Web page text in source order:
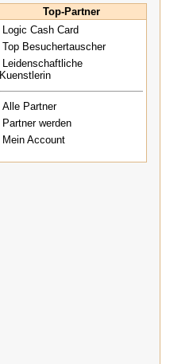
Top-Partner
Logic Cash Card
Top Besuchertauscher
Leidenschaftliche
Kuenstlerin
Alle Partner
Partner werden
Mein Account